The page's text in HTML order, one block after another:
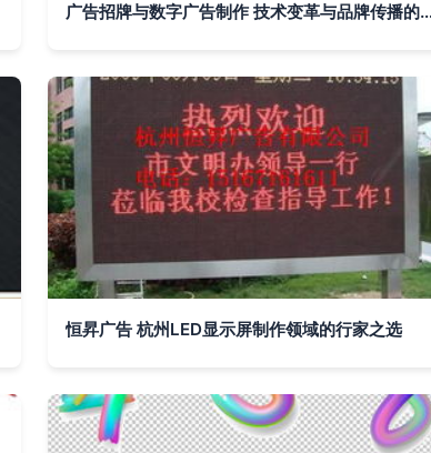
广告招牌与数字广告制作 技术变革与品牌传播的演进
恒昇广告 杭州LED显示屏制作领域的行家之选